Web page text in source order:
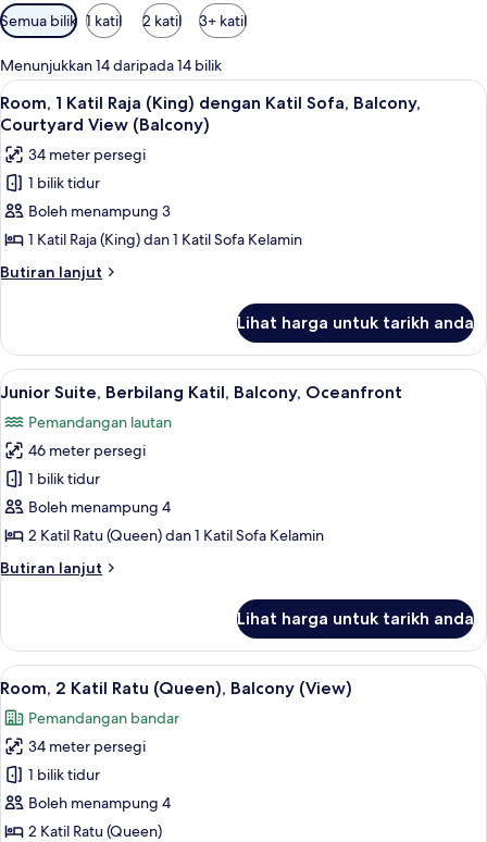
Penapis
yang
tersedia
untuk
bilik
Semua bilik 1 katil 2 katil 3+ katil
Menunjukkan 14 daripada 14 bilik
Lihat
semua
foto
untuk
Room,
1
Katil
Raja
Katil
Sofa,
Balcony,
Courtyard
View
(Balcony)
Room, 1 Katil Raja (King) dengan
5
Room, 1 Katil Raja (King) dengan Katil Sofa, Balcony,
Courtyard View (Balcony)
34 meter persegi
1 bilik tidur
Boleh menampung 3
1 Katil Raja (King) dan 1 Katil Sofa Kelamin
Butiran lanjut
Butiran
1
Katil
Raja
dengan
Katil
Sofa,
Balcony,
Courtyard
View
(Balcony)
Lihat harga untuk tarikh anda
Lihat
semua
foto
untuk
Junior
Suite,
Berbilang
Balcony,
Junior Suite, Berbilang Katil,
5
Junior Suite, Berbilang Katil, Balcony, Oceanfront
Pemandangan lautan
46 meter persegi
1 bilik tidur
Boleh menampung 4
2 Katil Ratu (Queen) dan 1 Katil Sofa Kelamin
Butiran lanjut
Butiran
Suite,
Berbilang
Katil,
Oceanfront
Lihat harga untuk tarikh anda
Lihat
semua
foto
untuk
Room,
2
Katil
Peralatan tempat tidur premium,
4
Room, 2 Katil Ratu (Queen), Balcony (View)
Pemandangan bandar
34 meter persegi
1 bilik tidur
Boleh menampung 4
2 Katil Ratu (Queen)